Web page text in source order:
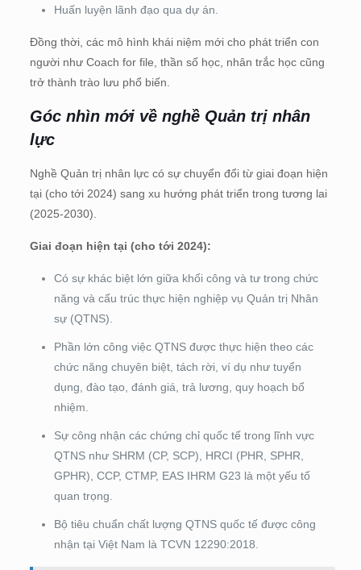
Huấn luyện lãnh đạo qua dự án.
Đồng thời, các mô hình khái niệm mới cho phát triển con
người như Coach for file, thần số học, nhân trắc học cũng
trở thành trào lưu phổ biến.
Góc nhìn mới về nghề Quản trị nhân
lực
Nghề Quản trị nhân lực có sự chuyển đổi từ giai đoạn hiện
tại (cho tới 2024) sang xu hướng phát triển trong tương lai
(2025-2030).
Giai đoạn hiện tại (cho tới 2024):
Có sự khác biệt lớn giữa khối công và tư trong chức
năng và cấu trúc thực hiện nghiệp vụ Quản trị Nhân
sự (QTNS).
Phần lớn công việc QTNS được thực hiện theo các
chức năng chuyên biệt, tách rời, ví dụ như tuyển
dụng, đào tạo, đánh giá, trả lương, quy hoạch bổ
nhiệm.
Sự công nhận các chứng chỉ quốc tế trong lĩnh vực
QTNS như SHRM (CP, SCP), HRCI (PHR, SPHR,
GPHR), CCP, CTMP, EAS IHRM G23 là một yếu tố
quan trọng.
Bộ tiêu chuẩn chất lượng QTNS quốc tế được công
nhận tại Việt Nam là TCVN 12290:2018.